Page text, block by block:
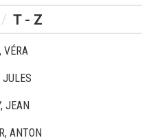
T - Z
VÉRA
JULES
JEAN
ANTON